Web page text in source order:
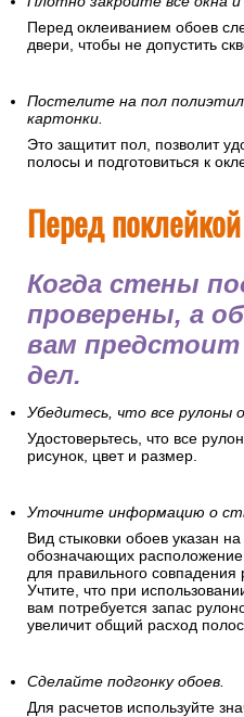
Перед оклеиванием обоев
двери, чтобы не допустить
Постелите на пол
картонки.
Это защитит пол, позволит
полосы и подготовиться к
Перед
Когда стены
проверены, а
вам предстоит
дел.
Убедитесь, что все рулоны
Удостоверьтесь, что все
рисунок, цвет и размер.
Уточните информацию о
Вид стыковки обоев указан на
обозначающих расположение
для правильного совпадения
Учтите, что при
вам потребуется запас
увеличит общий расход
Сделайте подгонку обоев.
Для расчетов используйте